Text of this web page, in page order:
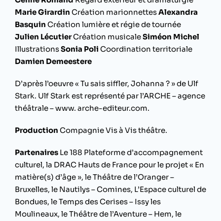
Marie Girardin Création marionnettesAlexandra
Basquin Création lumière et régie de tournée
Julien LécutierCréation musicaleSiméon Michel
IllustrationsSonia Poli Coordination territoriale
Damien Demeestere
D’après l’oeuvre « Tu sais siffler, Johanna ? » de Ulf
Stark. Ulf Stark est représenté par l’ARCHE – agence
théâtrale – www. arche-editeur.com.
Production Compagnie Vis à Vis théâtre.
Partenaires Le 188 Plateforme d’accompagnement
culturel, la DRAC Hauts de France pour le projet « En
matière(s) d’âge », le Théâtre de l’Oranger –
Bruxelles, le Nautilys – Comines, L’Espace culturel de
Bondues, le Temps des Cerises – Issy les
Moulineaux, le Théâtre de l’Aventure – Hem, le